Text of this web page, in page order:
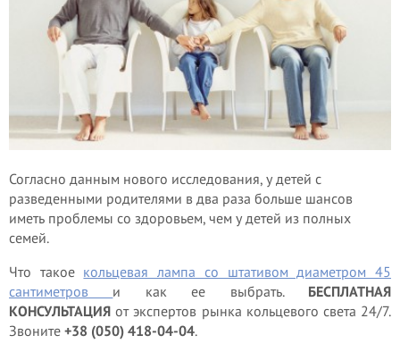
Согласно данным нового исследования, у детей с
разведенными родителями в два раза больше шансов
иметь проблемы со здоровьем, чем у детей из полных
семей.
Что такое кольцевая лампа со штативом диаметром 45
сантиметров и как ее выбрать. БЕСПЛАТНАЯ
КОНСУЛЬТАЦИЯ от экспертов рынка кольцевого света 24/7.
Звоните +38 (050) 418-04-04.